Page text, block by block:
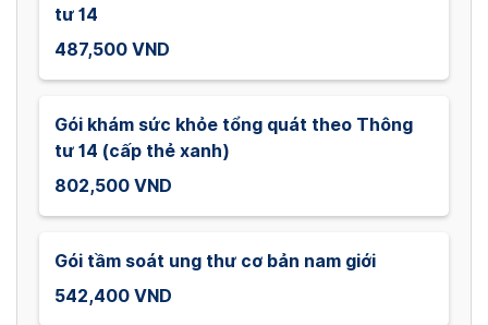
tư 14
487,500 VND
Gói khám sức khỏe tổng quát theo Thông
tư 14 (cấp thẻ xanh)
802,500 VND
Gói tầm soát ung thư cơ bản nam giới
542,400 VND